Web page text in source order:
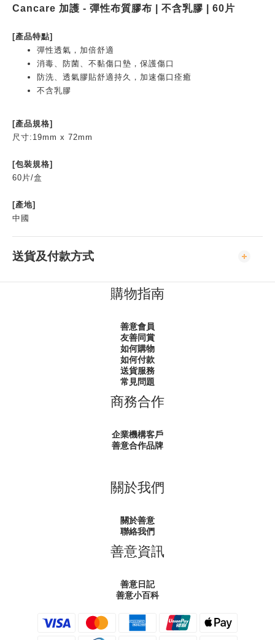
Cancare 加護 - 彈性布質膠布 | 不含乳膠 | 60片
[產品特點]
彈性透氣，加倍舒適
消毒、防菌、不黏傷口墊，保護傷口
防洗、透氣膠貼舒適持久，加速傷口痊癒
不含乳膠
[產品規格]
尺寸:19mm x 72mm
[包裝規格]
60片/盒
[產地]
中國
送貨及付款方式
購物指南
善意會員
友善同賞
如何購物
如何付款
送貨服務
常見問題
商務合作
企業機構客戶
善意合作品牌
關於我們
關於善意
聯絡我們
善意資訊
善意日記
善意小百科